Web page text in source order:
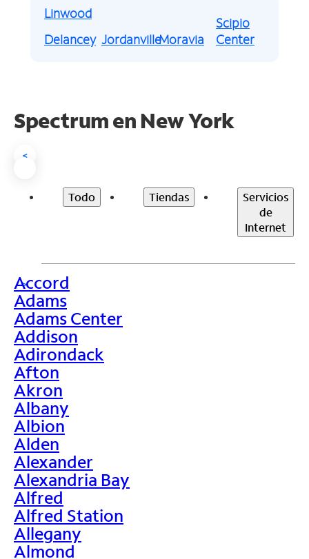
Linwood
Delancey JordanvilleMoravia
Scipio
Center
Spectrum en New York
<
Todo Tiendas
Servicios
de
Internet
>
Accord
Adams
Adams Center
Addison
Adirondack
Afton
Akron
Albany
Albion
Alden
Alexander
Alexandria Bay
Alfred
Alfred Station
Allegany
Almond